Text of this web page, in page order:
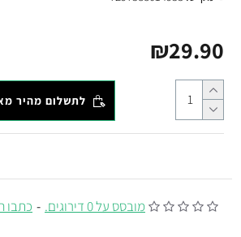
מובסס על 0 דירוגים. - כתבו
₪29.90
לתשלום מהיר